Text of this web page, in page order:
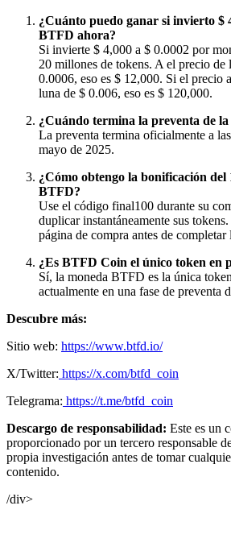
¿Cuánto puedo ganar si invierto $
BTFD ahora?
Si invierte $ 4,000 a $ 0.0002 por
20 millones de tokens. A el precio de
0.0006, eso es $ 12,000. Si el precio
luna de $ 0.006, eso es $ 120,000.
¿Cuándo termina la preventa de
La preventa termina oficialmente a
mayo de 2025.
¿Cómo obtengo la bonificación del
BTFD?
Use el código final100 durante su
duplicar instantáneamente sus
página de compra antes de completar
¿Es BTFD Coin el único token en
Sí, la moneda BTFD es la única
actualmente en una fase de preventa
Descubre más:
Sitio web: https://www.btfd.io/
X/Twitter: https://x.com/btfd_coin
Telegrama: https://t.me/btfd_coin
Descargo de responsabilidad: Este es un
proporcionado por un tercero responsable
propia investigación antes de tomar
contenido.
/div>